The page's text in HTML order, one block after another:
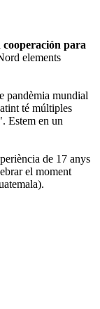
para
elements
pandèmia mundial
té múltiples
Estem en un
de 17 anys
el moment